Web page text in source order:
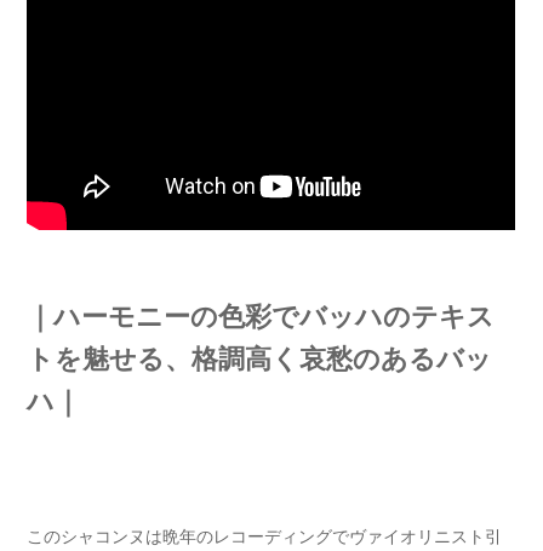
｜ハーモニーの色彩でバッハのテキス
トを魅せる、格調高く哀愁のあるバッ
ハ｜
このシャコンヌは晩年のレコーディングでヴァイオリニスト引